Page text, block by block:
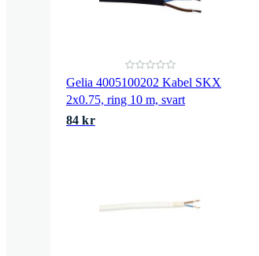
Gelia 4005100202 Kabel SKX
2x0.75, ring 10 m, svart
84 kr